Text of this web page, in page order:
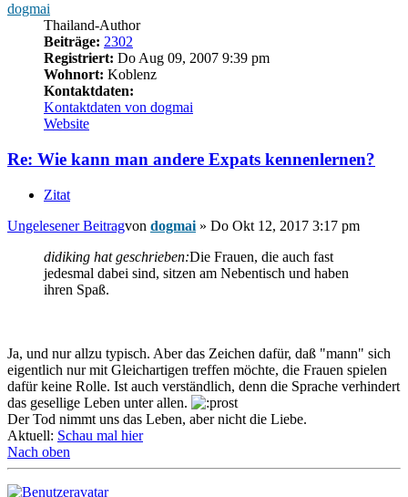
dogmai
Thailand-Author
Beiträge: 2302
Registriert: Do Aug 09, 2007 9:39 pm
Wohnort: Koblenz
Kontaktdaten:
Kontaktdaten von dogmai
Website
Re: Wie kann man andere Expats kennenlernen?
Zitat
Ungelesener Beitragvon dogmai » Do Okt 12, 2017 3:17 pm
didiking hat geschrieben:Die Frauen, die auch fast
jedesmal dabei sind, sitzen am Nebentisch und haben
ihren Spaß.
Ja, und nur allzu typisch. Aber das Zeichen dafür, daß "mann" sich
eigentlich nur mit Gleichartigen treffen möchte, die Frauen spielen
dafür keine Rolle. Ist auch verständlich, denn die Sprache verhindert
das gesellige Leben unter allen.
Der Tod nimmt uns das Leben, aber nicht die Liebe.
Aktuell: Schau mal hier
Nach oben